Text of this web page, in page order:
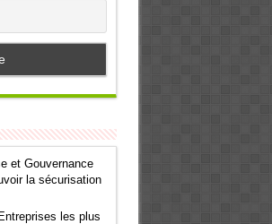
et Gouvernance
la sécurisation
les plus